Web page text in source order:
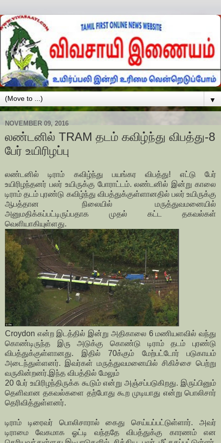
▼
NOVEMBER 09, 2016
லண்டனில் TRAM தடம் கவிழ்ந்து விபத்து-8
பேர் உயிரிழப்பு
லண்டனில் டிராம் கவிழ்ந்து பயங்கர விபத்து! எட்டு பேர்
உயிரிழந்தனர் பலர் உயிருக்கு போராட்டம். லண்டனில் இன்று காலை
டிராம் தடம் புரண்டு கவிழ்ந்து விபத்துக்குள்ளானதில் பலர் உயிருக்கு
ஆபத்தான நிலையில் மருத்துவமனையில்
அனுமதிக்கப்பட்டிருப்பதாக முதல் கட்ட தகவல்கள்
வெளியாகியுள்ளது.
Croydon என்ற இடத்தில் இன்று அதிகாலை 6 மணியளவில் வந்து
கொண்டிருந்த இரு அடுக்கு கொண்டு டிராம் தடம் புரண்டு
விபத்துக்குள்ளானது. இதில் 70க்கும் மேற்பட்டோர் படுகாயம்
அடைந்துள்ளனர். இவர்கள் மருத்துவமனையில் சிகிச்சை பெற்று
வருகின்றனர்.இந்த விபத்தில் மேலும்
20 பேர் உயிரிழந்திருக்க கூடும் என்று அஞ்சப்படுகிறது. இருப்பினும்
தெளிவான தகவல்களை தற்போது கூற முடியாது என்று பொலிசார்
தெரிவித்துள்ளனர்.
டிராம் டிரைவர் பொலிசாரால் கைது செய்யப்பட்டுள்ளார். அவர்
டிராமை வேகமாக ஓட்டி வந்ததே விபத்துக்கு காரணம் என